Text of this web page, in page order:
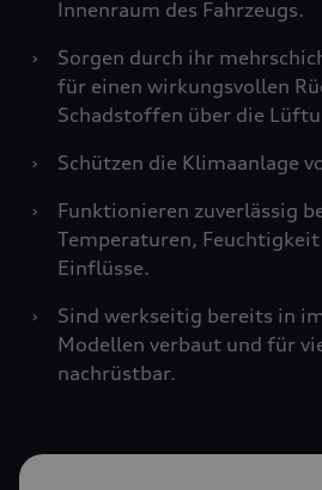
Innenraum des Fahrzeugs.
›
Sorgen durch ihr
für einen wirkungsvollen
Schadstoffen über die
›
Schützen die Klimaanlage
›
Funktionieren zuverlässig
Temperaturen,
Einflüsse.
›
Sind werkseitig bereits in
Modellen verbaut und für
nachrüstbar.